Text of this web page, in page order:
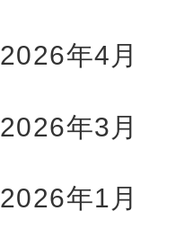
2026年4月
2026年3月
2026年1月